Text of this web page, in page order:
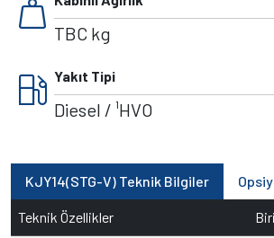
weight TBC kg
local_gas_station Yakıt Tipi
Diesel / ¹HVO
KJY14(STG-V) Teknik Bilgiler
Teknik Özellikler